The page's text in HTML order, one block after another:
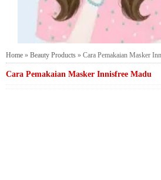
Home » Beauty Products » Cara Pemakaian Masker
Cara Pemakaian Masker Innisfree Madu